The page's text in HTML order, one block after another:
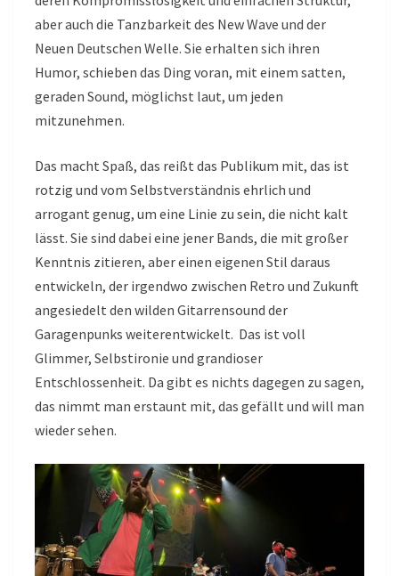
aber auch die Tanzbarkeit des New Wave und der
Neuen Deutschen Welle. Sie erhalten sich ihren
Humor, schieben das Ding voran, mit einem satten,
geraden Sound, möglichst laut, um jeden
mitzunehmen.
Das macht Spaß, das reißt das Publikum mit, das ist
rotzig und vom Selbstverständnis ehrlich und
arrogant genug, um eine Linie zu sein, die nicht kalt
lässt. Sie sind dabei eine jener Bands, die mit großer
Kenntnis zitieren, aber einen eigenen Stil daraus
entwickeln, der irgendwo zwischen Retro und Zukunft
angesiedelt den wilden Gitarrensound der
Garagenpunks weiterentwickelt. Das ist voll
Glimmer, Selbstironie und grandioser
Entschlossenheit. Da gibt es nichts dagegen zu sagen,
das nimmt man erstaunt mit, das gefällt und will man
wieder sehen.